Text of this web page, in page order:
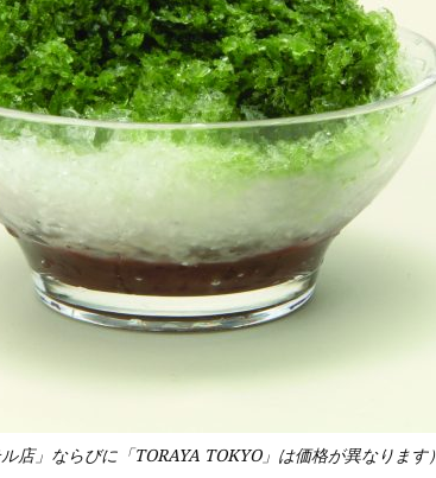
」ならびに「TORAYA TOKYO」は価格が異なります）